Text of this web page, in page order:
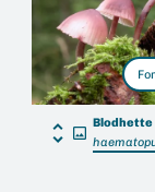
Blodhette